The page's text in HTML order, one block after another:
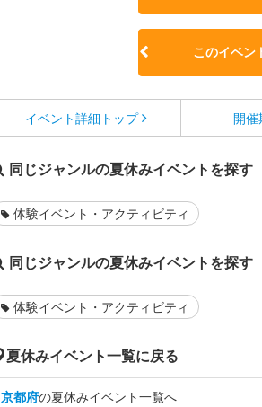
このイベン
イベント詳細 トップ 開催
同じジャンルの夏休みイベントを探す
体験イベント・アクティビティ
同じジャンルの夏休みイベントを探す
体験イベント・アクティビティ
夏休みイベント一覧に戻る
京都府の夏休みイベント一覧へ